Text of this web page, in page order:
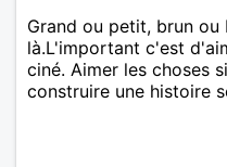
Grand ou petit, brun
là.L'important c'est
ciné. Aimer les choses
construire une histoire